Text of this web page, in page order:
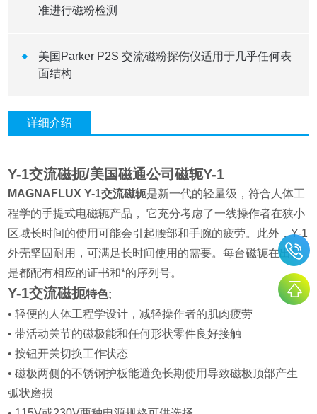
准进行磁粉检测
美国Parker P2S 交流磁粉探伤仪适用于几乎任何表
面结构
详细介绍
Y-1交流磁扼/美国磁通公司磁轭Y-1
MAGNAFLUX Y-1交流磁轭是新一代的轻量级，符合人体工
程学的手提式电磁轭产品， 它充分考虑了一线操作者在狭小
区域长时间的使用可能会引起腰部和手腕的疲劳。此外，Y-1
外壳坚固耐用，可满足长时间使用的需要。每台磁轭在出厂
是都配有相应的证书和*的序列号。
Y-1交流磁扼特色;
• 轻便的人体工程学设计，减轻操作者的肌肉疲劳
• 带活动关节的磁极能和任何形状零件良好接触
• 按钮开关切换工作状态
• 磁极两侧的不锈钢护板能避免长期使用导致磁极顶部产生
弧状磨损